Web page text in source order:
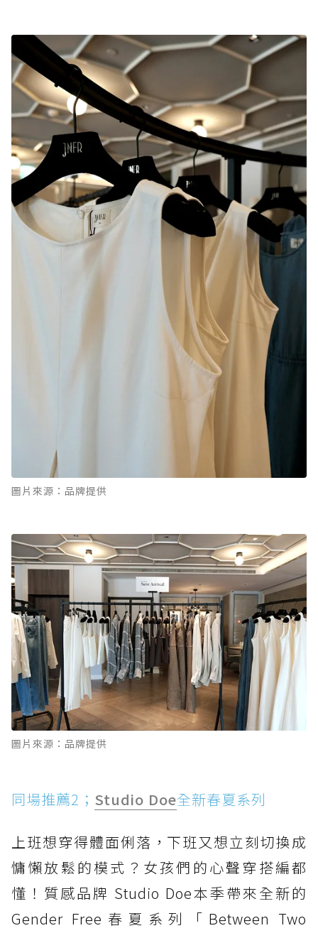
圖片來源：品牌提供
圖片來源：品牌提供
同場推薦2； Studio Doe全新春夏系列
上班想穿得體面俐落，下班又想立刻切換成
慵懶放鬆的模式？女孩們的心聲穿搭編都
懂！質感品牌 Studio Doe本季帶來全新的
Gender Free春夏系列「Between Two